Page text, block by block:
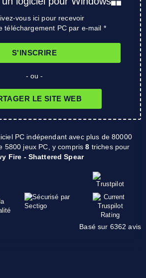
vous ici pour recevoir
téléchargement PC par e-mail *
S'INSCRIRE
- ou -
LE SITE WEB
PC indépendant avec plus de 80000
5800 jeux PC, y compris8 triches pour
Fire - Shattered Spear
Basé sur 6362 avis